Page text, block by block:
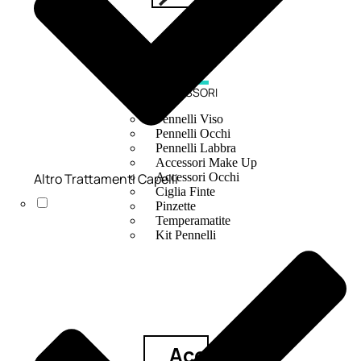
ACCESSORI
Pennelli Viso
Pennelli Occhi
Pennelli Labbra
Accessori Make Up
Accessori Occhi
Ciglia Finte
Pinzette
Temperamatite
Kit Pennelli
Accessori
Altro Trattamenti Capelli